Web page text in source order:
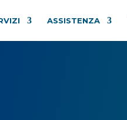
ASSISTENZA